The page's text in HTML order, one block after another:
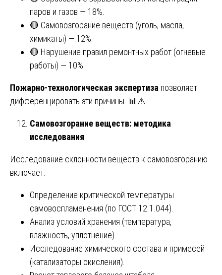
паров и газов — 18%.
🔴 Самовозгорание веществ (уголь, масла,
химикаты) — 12%.
🔴 Нарушение правил ремонтных работ (огневые
работы) — 10%.
Пожарно-технологическая экспертиза позволяет
дифференцировать эти причины. 📊⚠️
Самовозгорание веществ: методика
исследования
Исследование склонности веществ к самовозгоранию
включает:
Определение критической температуры
самовоспламенения (по ГОСТ 12.1.044).
Анализ условий хранения (температура,
влажность, уплотнение).
Исследование химического состава и примесей
(катализаторы окисления).